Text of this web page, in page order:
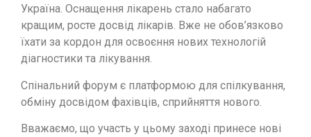
Україна. Оснащення лікарень стало набагато
кращим, росте досвід лікарів. Вже не обов’язково
їхати за кордон для освоєння нових технологій
діагностики та лікування.
Спінальний форум є платформою для спілкування,
обміну досвідом фахівців, сприйняття нового.
Вважаємо, що участь у цьому заході принесе нові